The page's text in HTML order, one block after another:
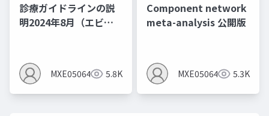
診療ガイドラインの説
明2024年8月（エビデ
とMindsの間違いあ
り）
MXE05064 5.8K
Component network
meta-analysis 公開版
MXE05064 5.3K